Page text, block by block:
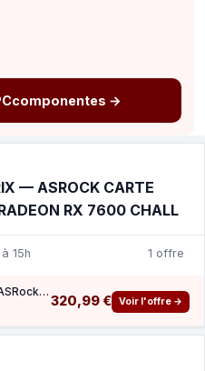
→
— ASROCK CARTE
RX 7600 CHALL
15h 1 offre
ASRock Carte Graphique ASRock Radeon RX 7600 Challenger OC 8GB GDDR6
320,99 € Voir l'offre →